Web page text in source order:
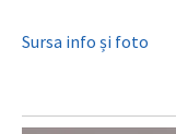
Sursa info și foto